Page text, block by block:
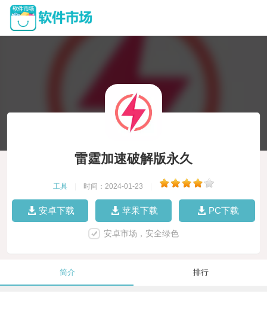
雷霆加速破解版永久
工具 时间：2024-01-23
安卓下载 苹果下载 PC下载
安卓市场，安全绿色
简介 排行